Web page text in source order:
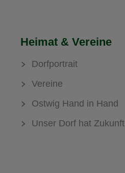
Heimat & Vereine
Dorfportrait
Vereine
Ostwig Hand in Hand
Unser Dorf hat Zukunft